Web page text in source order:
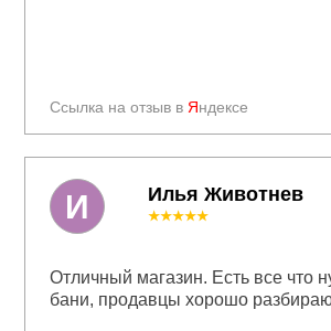
Ссылка на отзыв в Яндексе
Илья Животнев
★★★★★
Отличный магазин. Есть все что
бани, продавцы хорошо
И